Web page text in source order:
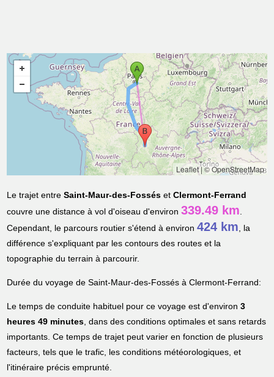
Leaflet|© OpenStreetMap
Le trajet entreSaint-Maur-des-Fossés etClermont-Ferrand
couvre une distance à vol d'oiseau d'environ339.49 km.
Cependant, le parcours routier s'étend à environ424 km, la
différence s'expliquant par les contours des routes et la
topographie du terrain à parcourir.
Durée du voyage de Saint-Maur-des-Fossés à Clermont-Ferrand:
Le temps de conduite habituel pour ce voyage est d'environ3
heures 49 minutes, dans des conditions optimales et sans retards
importants. Ce temps de trajet peut varier en fonction de plusieurs
facteurs, tels que le trafic, les conditions météorologiques, et
l'itinéraire précis emprunté.